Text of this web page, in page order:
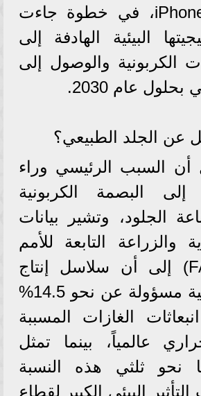
ذلك أغطية iPhone، في خطوة جاءت
البيئية الهادفة إلى
الكربونية والوصول إلى
عام 2030.
عن الجلد الطبيعي؟
السبب الرئيسي وراء
إلى البصمة الكربونية
الجلود، وتشير بيانات
والزراعة التابعة للأمم
المتحدة (FAO) إلى أن سلاسل إنتاج
الثروة الحيوانية مسؤولة عن نحو 14.5%
الغازات المسببة
عالمياً، بينما تمثل
نحو ثلثي هذه النسبة
البيئي الكبير لقطاع